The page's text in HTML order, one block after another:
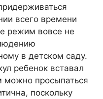
всего времени
режим вовсе не
в детском саду.
ребенок вставал
можно просыпаться
поскольку